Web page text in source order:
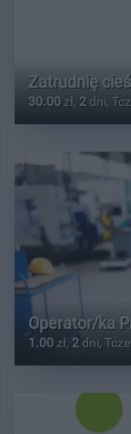
Zatrudnię
30.00 zł, 2 dni,
Operator/ka
1.00 zł, 2 dni,